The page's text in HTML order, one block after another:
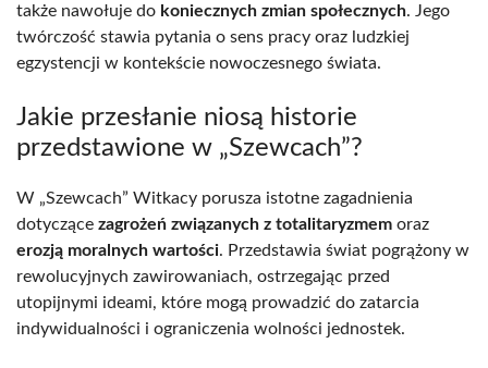
także nawołuje do koniecznych zmian społecznych. Jego
twórczość stawia pytania o sens pracy oraz ludzkiej
egzystencji w kontekście nowoczesnego świata.
Jakie przesłanie niosą historie
przedstawione w „Szewcach”?
W „Szewcach” Witkacy porusza istotne zagadnienia
dotyczące zagrożeń związanych z totalitaryzmem oraz
erozją moralnych wartości. Przedstawia świat pogrążony w
rewolucyjnych zawirowaniach, ostrzegając przed
utopijnymi ideami, które mogą prowadzić do zatarcia
indywidualności i ograniczenia wolności jednostek.